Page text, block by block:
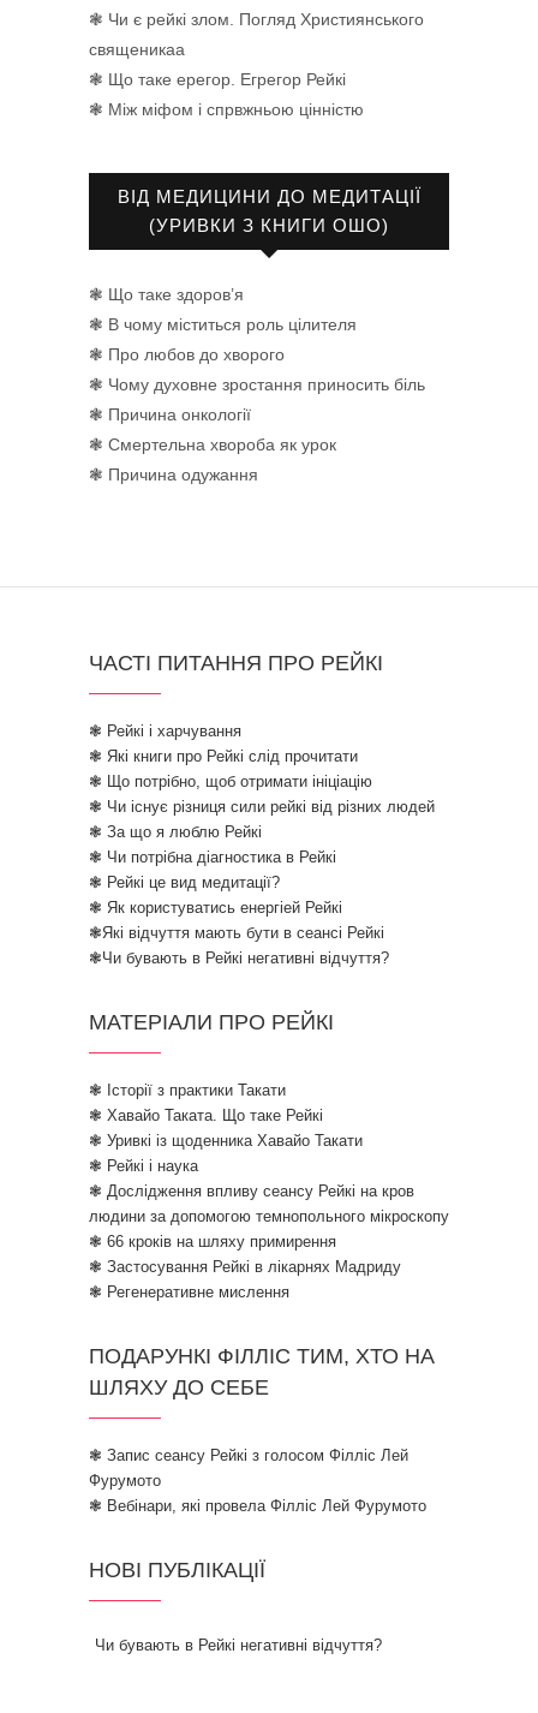
❃ Чи є рейкі злом. Погляд Християнського
священикаа
❃ Що таке ерегор. Егрегор Рейкі
❃ Між міфом і спрвжньою цінністю
ВІД МЕДИЦИНИ ДО МЕДИТАЦІЇ
(УРИВКИ З КНИГИ ОШО)
❃ Що таке здоров’я
❃ В чому міститься роль цілителя
❃ Про любов до хворого
❃ Чому духовне зростання приносить біль
❃ Причина онкології
❃ Смертельна хвороба як урок
❃ Причина одужання
ЧАСТІ ПИТАННЯ ПРО РЕЙКІ
❃ Рейкі і харчування
❃ Які книги про Рейкі слід прочитати
❃ Що потрібно, щоб отримати ініціацію
❃ Чи існує різниця сили рейкі від різних людей
❃ За що я люблю Рейкі
❃ Чи потрібна діагностика в Рейкі
❃ Рейкі це вид медитації?
❃ Як користуватись енергіей Рейкі
❃Які відчуття мають бути в сеансі Рейкі
❃Чи бувають в Рейкі негативні відчуття?
МАТЕРІАЛИ ПРО РЕЙКІ
❃ Історії з практики Такати
❃ Хавайо Таката. Що таке Рейкі
❃ Уривкі із щоденника Хавайо Такати
❃ Рейкі і наука
❃ Дослідження впливу сеансу Рейкі на кров
людини за допомогою темнопольного мікроскопу
❃ 66 кроків на шляху примирення
❃ Застосування Рейкі в лікарнях Мадриду
❃ Регенеративне мислення
ПОДАРУНКІ ФІЛЛІС ТИМ, ХТО НА
ШЛЯХУ ДО СЕБЕ
❃ Запис сеансу Рейкі з голосом Філліс Лей
Фурумото
❃ Вебінари, які провела Філліс Лей Фурумото
НОВІ ПУБЛІКАЦІЇ
Чи бувають в Рейкі негативні відчуття?